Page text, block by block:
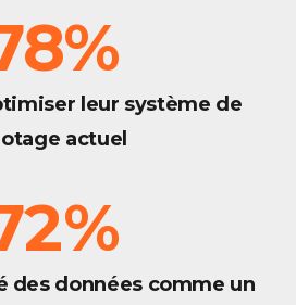
%
leur système de
actuel
%
des données comme un